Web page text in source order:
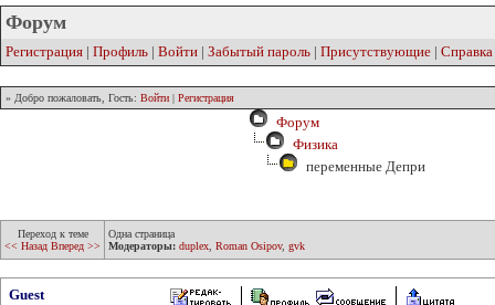
Форум
Регистрация | Профиль | Войти | Забытый пароль | Присутствующие | Справка
» Добро пожаловать, Гость: Войти | Регистрация
Форум
Физика
переменные Депри
Переход к теме
<< Назад Вперед >>
Одна страница
Модераторы: duplex Roman Osipov, gvk
Guest